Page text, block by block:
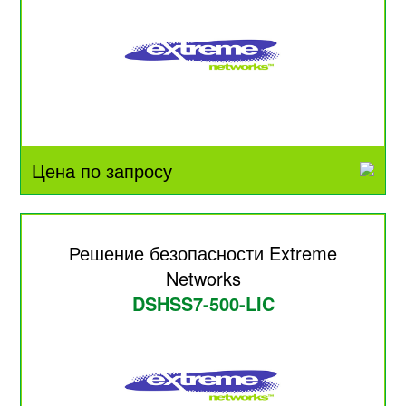
Цена по запросу
Решение безопасности Extreme
Networks
DSHSS7-500-LIC